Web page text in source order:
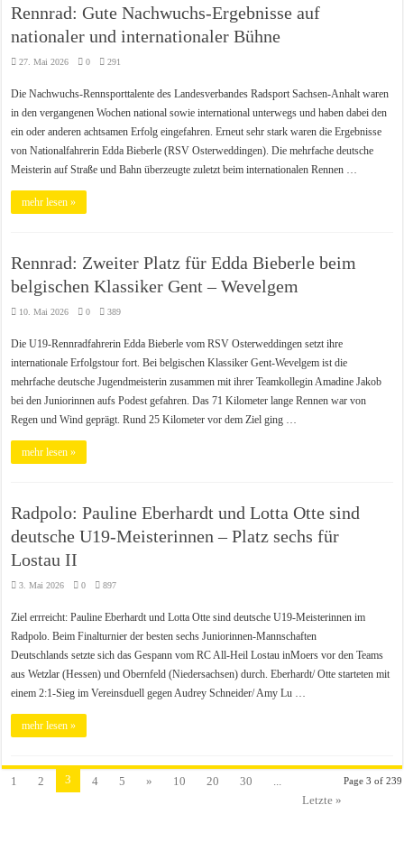
Rennrad: Gute Nachwuchs-Ergebnisse auf
nationaler und internationaler Bühne
27. Mai 2026 0 291
Die Nachwuchs-Rennsporttalente des Landesverbandes Radsport Sachsen-Anhalt waren
in den vergangenen Wochen national sowie international unterwegs und haben dabei den
ein oder anderen achtsamen Erfolg eingefahren. Erneut sehr stark waren die Ergebnisse
von Nationalfahrerin Edda Bieberle (RSV Osterweddingen). Die mehrfache deutsche
Meisterin auf Straße und Bahn überzeugte zuletzt beim internationalen Rennen …
mehr lesen »
Rennrad: Zweiter Platz für Edda Bieberle beim
belgischen Klassiker Gent – Wevelgem
10. Mai 2026 0 389
Die U19-Rennradfahrerin Edda Bieberle vom RSV Osterweddingen setzt ihre
internationale Erfolgstour fort. Bei belgischen Klassiker Gent-Wevelgem ist die
mehrfache deutsche Jugendmeisterin zusammen mit ihrer Teamkollegin Amadine Jakob
bei den Juniorinnen aufs Podest gefahren. Das 71 Kilometer lange Rennen war von
Regen und Wind geprägt. Rund 25 Kilometer vor dem Ziel ging …
mehr lesen »
Radpolo: Pauline Eberhardt und Lotta Otte sind
deutsche U19-Meisterinnen – Platz sechs für
Lostau II
3. Mai 2026 0 897
Ziel errreicht: Pauline Eberhardt und Lotta Otte sind deutsche U19-Meisterinnen im
Radpolo. Beim Finalturnier der besten sechs Juniorinnen-Mannschaften
Deutschlands setzte sich das Gespann vom RC All-Heil Lostau inMoers vor den Teams
aus Wetzlar (Hessen) und Obernfeld (Niedersachsen) durch. Eberhardt/ Otte starteten mit
einem 2:1-Sieg im Vereinsduell gegen Audrey Schneider/ Amy Lu …
mehr lesen »
Page 3 of 239
1 2 3 4 5 » 10 20 30
...
Letzte »